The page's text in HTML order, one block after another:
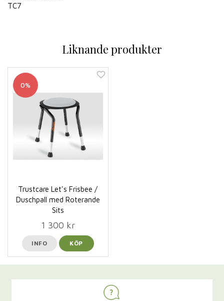
TC7
Liknande produkter
0%
Trustcare Let's Frisbee /
Duschpall med Roterande
Sits
1 300 kr
INFO KÖP